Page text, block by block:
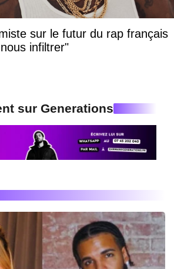
sur le futur du rap français
infiltrer"
sur Generations